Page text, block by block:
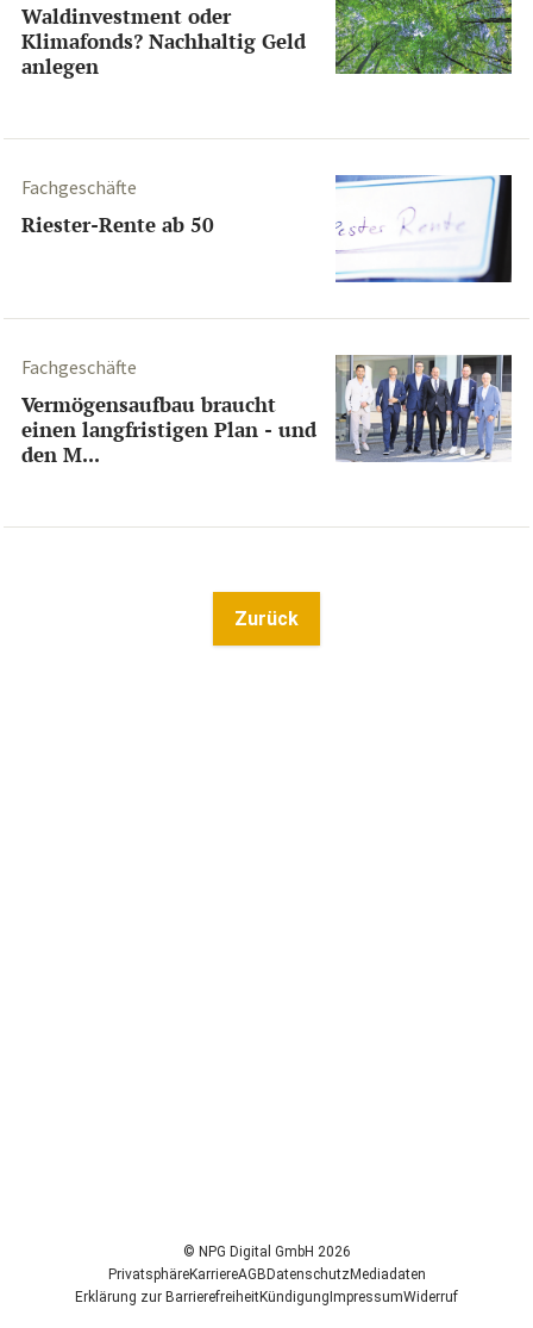
Waldinvestment oder
Klimafonds? Nachhaltig Geld
anlegen
Fachgeschäfte
Riester-Rente ab 50
Fachgeschäfte
Vermögensaufbau braucht
einen langfristigen Plan - und
den M...
Zurück
© NPG Digital GmbH 2026
PrivatsphäreKarriereAGBDatenschutzMediadaten
Erklärung zur BarrierefreiheitKündigungImpressumWiderruf